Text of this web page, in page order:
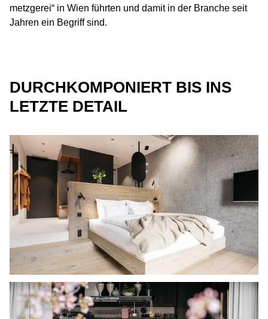
metzgerei“ in Wien führten und damit in der Branche seit
Jahren ein Begriff sind.
DURCHKOMPONIERT BIS INS
LETZTE DETAIL